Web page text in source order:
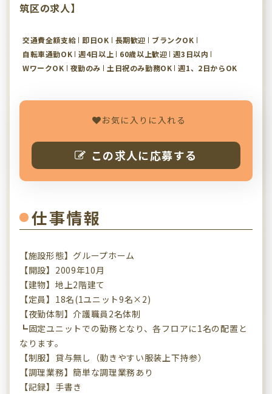
筑区の求人】
交通費全額支給 即日OK 長期歓迎
ブランクOK
自転車通勤OK
週4日以上 60歳以上歓迎
週3日以内
WワークOK
夜勤のみ 土日祝のみ勤務OK 週1、2日からOK
お気に入りに入れる
この求人に応募する
仕事情報
【施設形態】グループホーム
【開設】2009年10月
【建物】地上2階建て
【定員】18名(1ユニット9名×2)
【夜勤体制】介護職員2名体制
┗固定ユニットでの勤務となり、各フロアに1名の配置と
なります。
【制服】貸与無し（動きやすい服装上下持参）
【調理業務】簡単な調理業務あり
【記録】手書き